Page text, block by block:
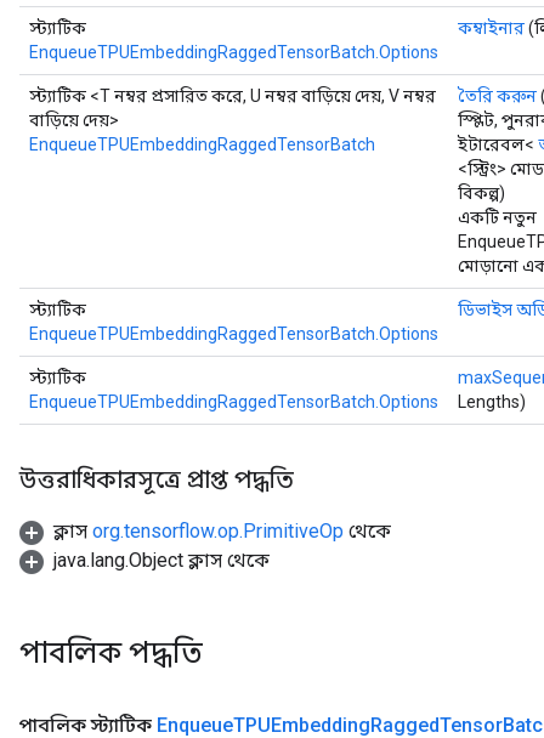
স্ট্যাটিক
EnqueueTPUEmbeddingRaggedTensorBatch.Options
কম্বাইনার
স্ট্যাটিক <T নম্বর প্রসারিত করে, U নম্বর বাড়িয়ে দেয়, V নম্বর
বাড়িয়ে দেয়>
EnqueueTPUEmbeddingRaggedTensorBatch
তৈরি করুন
স্প্লিট,
ইটারেবল<
<স্ট্রিং>
বিকল্প)
একটি নতুন
মোড়ানো
স্ট্যাটিক
EnqueueTPUEmbeddingRaggedTensorBatch.Options
ডিভাইস
স্ট্যাটিক
EnqueueTPUEmbeddingRaggedTensorBatch.Options
Lengths)
উত্তরাধিকারসূত্রে প্রাপ্ত পদ্ধতি
ক্লাস org.tensorflow.op.PrimitiveOp থেকে
java.lang.Object ক্লাস থেকে
পাবলিক পদ্ধতি
পাবলিক স্ট্যাটিক EnqueueTPUEmbeddingRaggedTensor